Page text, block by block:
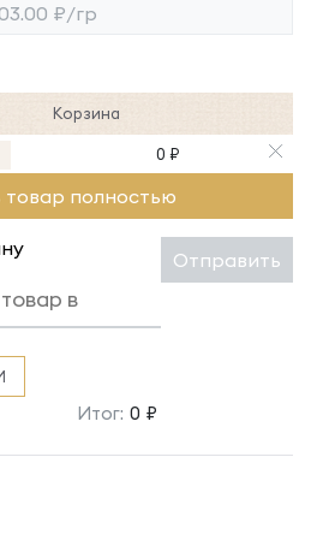
₽/гр
Корзина
0 ₽
товар полностью
Отправить
Итог: 0 ₽